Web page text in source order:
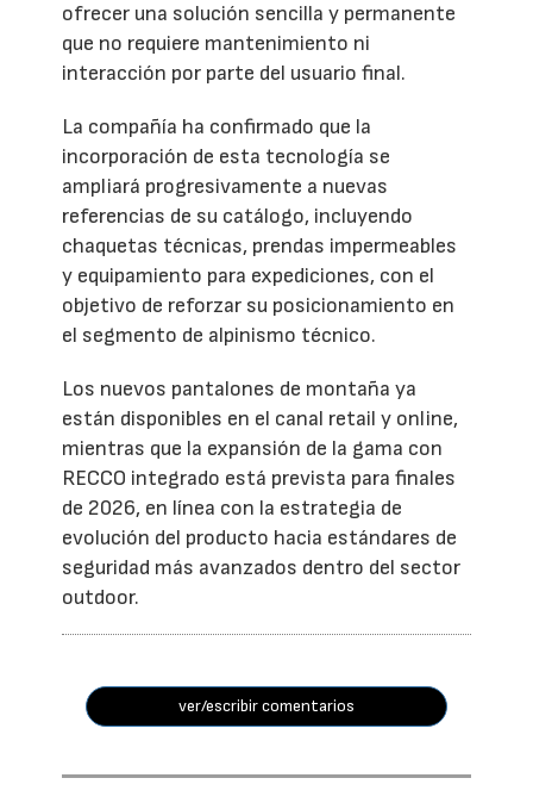
ofrecer una solución sencilla y permanente
que no requiere mantenimiento ni
interacción por parte del usuario final.
La compañía ha confirmado que la
incorporación de esta tecnología se
ampliará progresivamente a nuevas
referencias de su catálogo, incluyendo
chaquetas técnicas, prendas impermeables
y equipamiento para expediciones, con el
objetivo de reforzar su posicionamiento en
el segmento de alpinismo técnico.
Los nuevos pantalones de montaña ya
están disponibles en el canal retail y online,
mientras que la expansión de la gama con
RECCO integrado está prevista para finales
de 2026, en línea con la estrategia de
evolución del producto hacia estándares de
seguridad más avanzados dentro del sector
outdoor.
ver/escribir comentarios